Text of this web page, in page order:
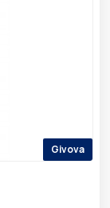
Givova